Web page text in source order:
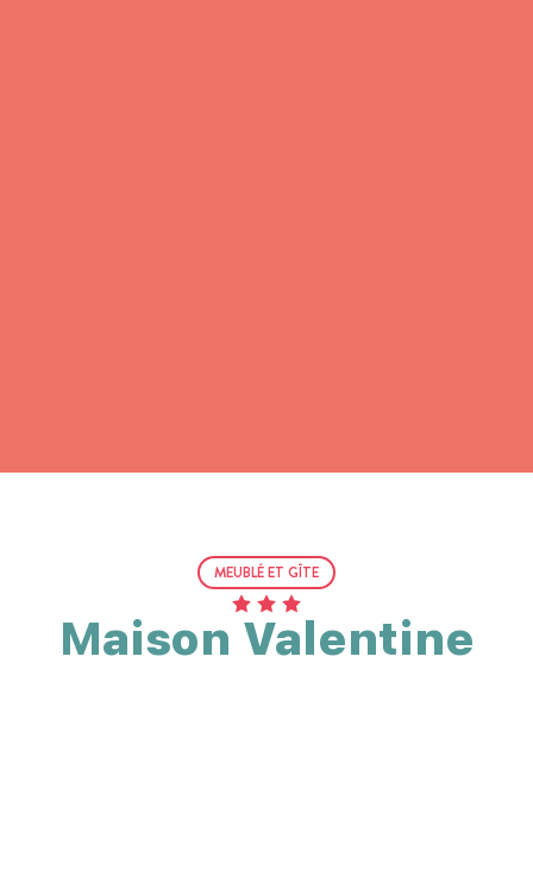
Maison Valentine
MEUBLÉ ET GÎTE